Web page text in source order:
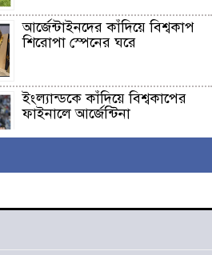
আর্জেন্টাইনদের কাঁদিয়ে বিশ্বকাপ
শিরোপা স্পেনের ঘরে
ইংল্যান্ডকে কাঁদিয়ে বিশ্বকাপের
ফাইনালে আর্জেন্টিনা
চরমোনাই